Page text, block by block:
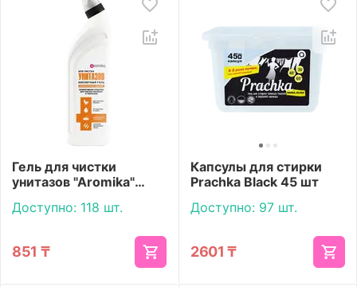
Гель для чистки
унитазов "Aromika"
Доступно: 118 шт.
851 ₸
Капсулы для стирки
Prachka Black 45 шт
Доступно: 97 шт.
2601 ₸